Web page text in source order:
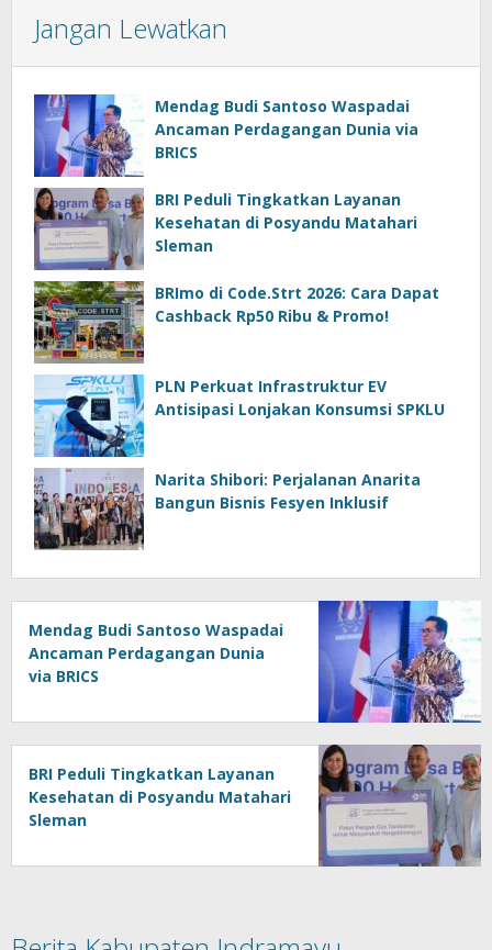
Jangan Lewatkan
Mendag Budi Santoso Waspadai
Ancaman Perdagangan Dunia via
BRICS
BRI Peduli Tingkatkan Layanan
Kesehatan di Posyandu Matahari
Sleman
BRImo di Code.Strt 2026: Cara Dapat
Cashback Rp50 Ribu & Promo!
PLN Perkuat Infrastruktur EV
Antisipasi Lonjakan Konsumsi SPKLU
Narita Shibori: Perjalanan Anarita
Bangun Bisnis Fesyen Inklusif
Mendag Budi Santoso Waspadai
Ancaman Perdagangan Dunia
via BRICS
BRI Peduli Tingkatkan Layanan
Kesehatan di Posyandu Matahari
Sleman